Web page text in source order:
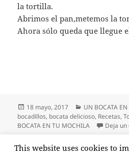
la tortilla.
Abrimos el pan,metemos la
Ahora sólo queda que llegue
Publicado
el
18 mayo, 2017 Categorías
UN BOCATA
bocadillos, bocata delicioso, Recetas,
BOCATA EN TU MOCHILA
Deja
Paginación
PÁGINA
This website uses cookies to